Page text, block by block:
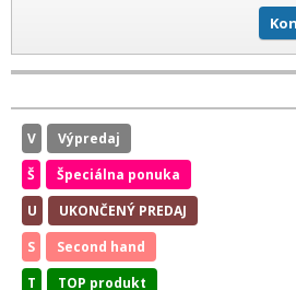
V
Výpredaj
Š
Špeciálna ponuka
U
UKONČENÝ PREDAJ
S
Second hand
T
TOP produkt